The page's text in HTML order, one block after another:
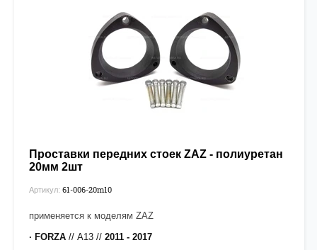
Проставки передних стоек ZAZ - полиуретан
20мм 2шт
Артикул: 61-006-20m10
применяется к моделям ZAZ
· FORZA // А13 // 2011 - 2017